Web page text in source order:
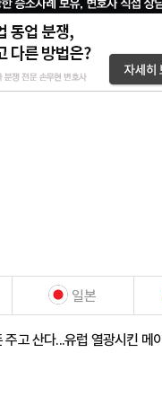
일본
고 산다...유럽 열광시킨 메이